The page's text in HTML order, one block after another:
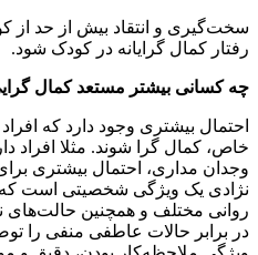
سخت‌گیری و انتقاد بیش از حد از
رفتار کمال گرایانه در کودک شود.
چه کسانی بیشتر مستعد کمال
احتمال بیشتری وجود دارد که
خاص، کمال گرا شوند. مثلا افراد
وجدان مداری، احتمال بیشتری
نژادی یک ویژگی شخصیتی است که
روانی مختلف و همچنین حالت‌های
در برابر حالات عاطفی منفی را